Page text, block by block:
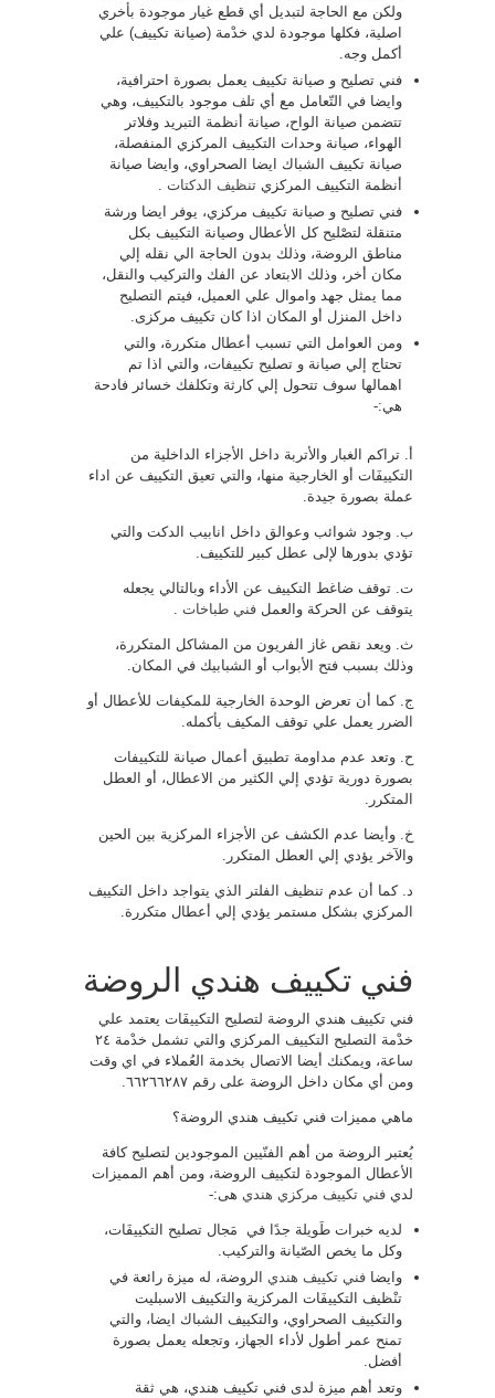
ولكن مع الحاجة لتبديل أي قطع غيار موجودة بأخري
اصلية، فكلها موجودة لدي خدْمة (صيانة تكييف) علي
أكمل وجه.
فني تصليح و صيانة تكييف يعمل بصورة احترافية،
وايضا في التّعامل مع أي تلف موجود بالتكييف، وهي
تتضمن صيانة الواح، صيانة أنظمة التبريد وفلاتر
الهواء، صيانة وحدات التكييف المركزي المنفصلة،
صيانة تكييف الشباك ايضا الصحراوي، وايضا صيانة
أنظمة التكييف المركزي تنظيف الدكتات
فني تصليح و صيانة تكييف مركزي، يوفر ايضا ورشة
متنقلة لتصْليح كل الأعطال وصيانة التكييف بكل
مناطق الروضة، وذلك بدون الحاجة الي نقله إلي
مكان أخر، وذلك الابتعاد عن الفك والتركيب والنقل،
مما يمثل جهد واموال علي العميل، فيتم التصليح
داخل المنزل أو المكان اذا كان تكييف مركزى.
ومن العوامل التي تسبب أعطال متكررة، والتي
تحتاج إلي صيانة و تصليح تكييفات، والتي اذا تم
اهمالها سوف تتحول إلي كارثة وتكلفك خسائر فادحة
هي:-
أ‌. تراكم الغبار والأتربة داخل الأجزاء الداخلية من
التكييفَات أو الخارجية منها، والتي تعيق التكييف عن اداء
عملة بصورة جيدة.
ب‌. وجود شوائب وعوالق داخل انابيب الدكت والتي
تؤدي بدورها لإلى عطل كبير للتكييف.
ت‌. توقف ضاغط التكييف عن الأداء وبالتالي يجعله
يتوقف عن الحركة والعمل فني طباخات
ث‌. ويعد نقص غاز الفريون من المشاكل المتكررة،
وذلك بسبب فتح الأبواب أو الشبابيك في المكان.
ج‌. كما أن تعرض الوحدة الخارجية للمكيفات للأعطال أو
الضرر يعمل علي توقف المكيف بأكمله.
ح‌. وتعد عدم مداومة تطبيق أعمال صيانة للتكييفات
بصورة دورية تؤدي إلي الكثير من الاعطال، أو العطل
المتكرر.
خ‌. وأيضا عدم الكشف عن الأجزاء المركزية بين الحين
والآخر يؤدي إلي العطل المتكرر.
د‌. كما أن عدم تنظيف الفلتر الذي يتواجد داخل التكييف
المركزي بشكل مستمر يؤدي إلي أعطال متكررة.
فني تكييف هندي الروضة
فني تكييف هندي الروضة لتصليح التكييفَات يعتمد علي
خدْمة التصليح التكييف المركزي والتي تشمل خدْمة ٢٤
ساعة، ويمكنك أيضا الاتصال بخدمة العُملاء في اي وقت
ومن أي مكان داخل الروضة على رقم ٦٦٢٦٦٢٨٧.
ماهي مميزات فني تكييف هندي الروضة؟
يُعتبر الروضة من أهم الفنّيين الموجودين لتصليح كافة
الأعطال الموجودة لتكييف الروضة، ومن أهم المميزات
لدي فني تكييف مركزي هندي هى:-
لديه خبرات طَويلة جدًا في مَجال تصليح التكييفَات،
وكل ما يخص الصّيانة والتركيب.
وايضا فني تكييف هندي الروضة، له ميزة رائعة في
تنْظيف التكييفَات المركزية والتكييف الاسبليت
والتكييف الصحراوي، والتكييف الشباك ايضا، والتي
تمنح عمر أطول لأداء الجهاز، وتجعله يعمل بصورة
أفضل.
وتعد أهم ميزة لدى فني تكييف هندي، هي ثقة